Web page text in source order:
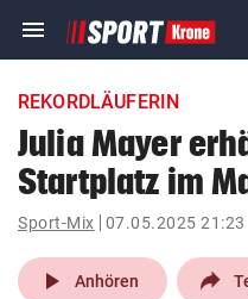
menu Navigation
ein-/ausklappen
account_circle Anmelden
pin_drop
Wien
REKORDLÄUFERIN
Julia Mayer
Startplatz im
Sport-Mix 07.05.2025 21:23
play_arrow Anhören